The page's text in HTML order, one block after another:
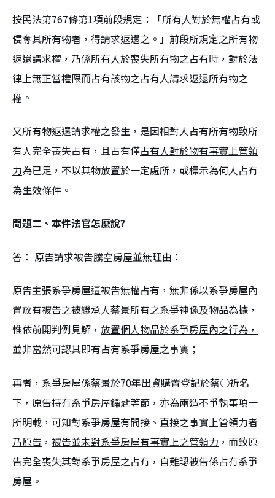
按民法第767條第1項前段規定：「所有人對於無權占有或
侵奪其所有物者，得請求返還之。」前段所規定之所有物
返還請求權，乃係所有人於喪失所有物之占有時，對於法
律上無正當權限而占有該物之占有人請求返還所有物之
權。
又所有物返還請求權之發生，是因相對人占有所有物致所
有人完全喪失占有，且占有僅占有人對於物有事實上管領
力為已足，不以其物放置於一定處所，或標示為何人占有
為生效條件。
問題二、本件法官怎麼說?
答： 原告請求被告騰空房屋並無理由：
原告主張系爭房屋遭被告無權占有，無非係以系爭房屋內
置放有被告之被繼承人蔡景所有之系爭神像及物品為據，
惟依前開判例見解， 放置個人物品於系爭房屋內之行為，
並非當然可認其即有占有系爭房屋之事實 ；
再者，系爭房屋係蔡景於70年出資購置登記於蔡○祈名
下，原告持有系爭房屋鑰匙等節，亦為兩造不爭執事項一
所明載，可知對系爭房屋有間接、直接之事實上管領力者
乃原告 ， 被告並未對系爭房屋有事實上之管領力 ，而致原
告完全喪失其對系爭房屋之占有，自難認被告係占有系爭
房屋。